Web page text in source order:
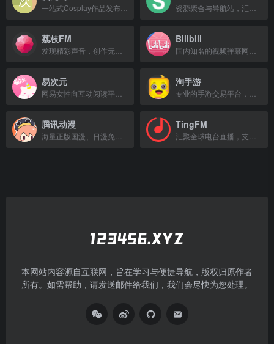
荔枝FM Bilibili
易次元 淘手游
腾讯动漫 TingFM
本网站内容源自互联网，旨在学习与便捷导航，版权归原作者
所有。如需帮助，请发送邮件给我们，我们会尽快为您处理。